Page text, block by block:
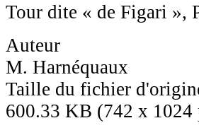
Tour dite « de Figari »,
Auteur
M. Harnéquaux
Taille du fichier
600.33 KB (742 x 1024